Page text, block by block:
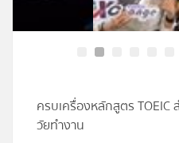
เข้าสู่ระบบ
ครบเครื่องหลักสูตร
วัยทำงาน